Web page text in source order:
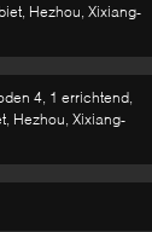
Hezhou, Xixiang-
4, 1 errichtend,
Hezhou, Xixiang-